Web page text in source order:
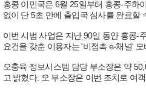
홍콩 이민국은 6월 25일부터 홍콩-주하
없이 단 5초 만에 출입국 심사를 완료할
이번 시범 사업은 지난 90일 동안 홍콩-
요건을 갖춘 이용자는 '비접촉 e-채널'
오충육 정보시스템 담당 부소장은 약
고 밝혔다. 오 부소장은 이번 조치로 여